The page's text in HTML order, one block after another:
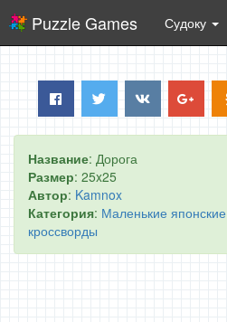
Puzzle Games Судоку
Название: Дорога
Размер: 25x25
Автор: Kamnox
Категория: Маленькие японские
кроссворды